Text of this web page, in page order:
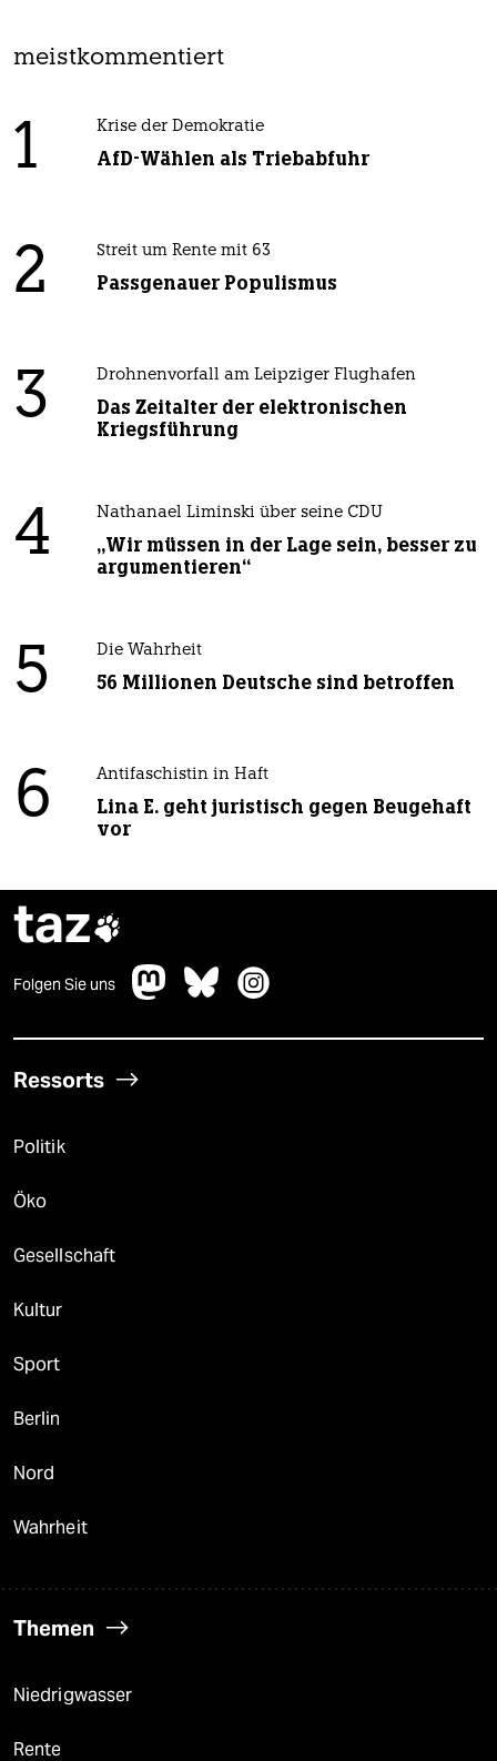
meistkommentiert
1 Krise der Demokratie
AfD-Wählen als Triebabfuhr
2 Streit um Rente mit 63
Passgenauer Populismus
3 Drohnenvorfall am Leipziger Flughafen
Das Zeitalter der elektronischen
Kriegsführung
4 Nathanael Liminski über seine CDU
„Wir müssen in der Lage sein, besser zu
argumentieren“
5 Die Wahrheit
56 Millionen Deutsche sind betroffen
6 Antifaschistin in Haft
Lina E. geht juristisch gegen Beugehaft
vor
taz
Folgen Sie uns
Ressorts
Politik
Öko
Gesellschaft
Kultur
Sport
Berlin
Nord
Wahrheit
Themen
Niedrigwasser
Rente